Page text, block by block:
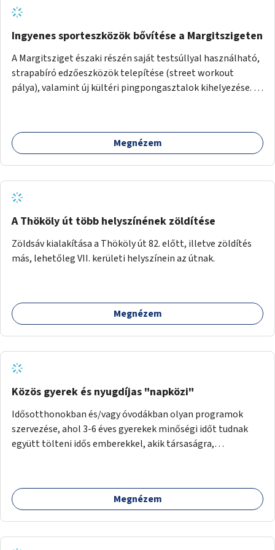
Ingyenes sporteszközök bővítése a Margitszigeten
A Margitsziget északi részén saját testsúllyal használható,
strapabíró edzőeszközök telepítése (street workout
pálya), valamint új kültéri pingpongasztalok kihelyezése. A
népszerű, ingyenes sportolási lehetőség válna elérhetővé a
sziget északi felén, ahol jelenleg egyetlen asztal sem
Megnézem
A Thököly út több helyszínének zöldítése
Zöldsáv kialakítása a Thököly út 82. előtt, illetve zöldítés
más, lehetőleg VII. kerületi helyszínein az útnak.
Megnézem
Közös gyerek és nyugdíjas "napközi"
Idősotthonokban és/vagy óvodákban olyan programok
szervezése, ahol 3-6 éves gyerekek minőségi időt tudnak
együtt tölteni idős emberekkel, akik társaságra,
Megnézem